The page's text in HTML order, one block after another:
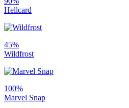
Hellcard
45%
Wildfrost
100%
Marvel Snap